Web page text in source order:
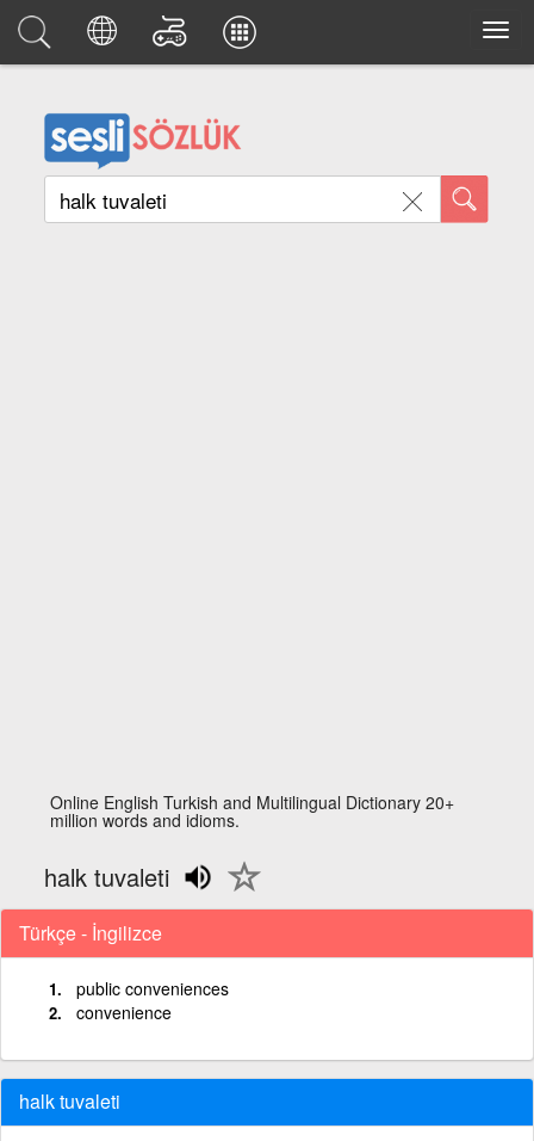
Online English Turkish and Multilingual Dictionary 20+
million words and idioms.
halk tuvaleti
Türkçe - İngilizce
public conveniences
convenience
halk tuvaleti